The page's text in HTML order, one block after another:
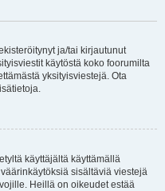
ja/tai kirjautunut
käytöstä koko foorumilta
yksityisviestejä. Ota
käyttäjältä käyttämällä
sisältäviä viestejä
Heillä on oikeudet estää